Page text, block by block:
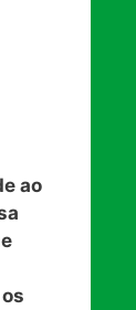
ao